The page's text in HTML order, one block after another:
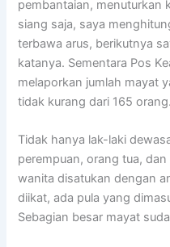
pembantaian, menuturkan
siang saja, saya
terbawa arus, berikutnya
katanya. Sementara Pos
melaporkan jumlah mayat
tidak kurang dari 165 orang.
Tidak hanya lak-laki
perempuan, orang tua,
wanita disatukan dengan
diikat, ada pula yang
Sebagian besar mayat